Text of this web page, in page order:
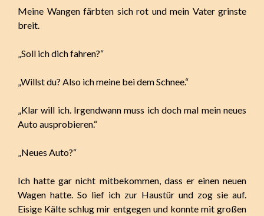
Meine Wangen färbten sich rot und mein Vater grinste
breit.
„Soll ich dich fahren?“
„Willst du? Also ich meine bei dem Schnee.“
„Klar will ich. Irgendwann muss ich doch mal mein neues
Auto ausprobieren.“
„Neues Auto?“
Ich hatte gar nicht mitbekommen, dass er einen neuen
Wagen hatte. So lief ich zur Haustür und zog sie auf.
Eisige Kälte schlug mir entgegen und konnte mit großen